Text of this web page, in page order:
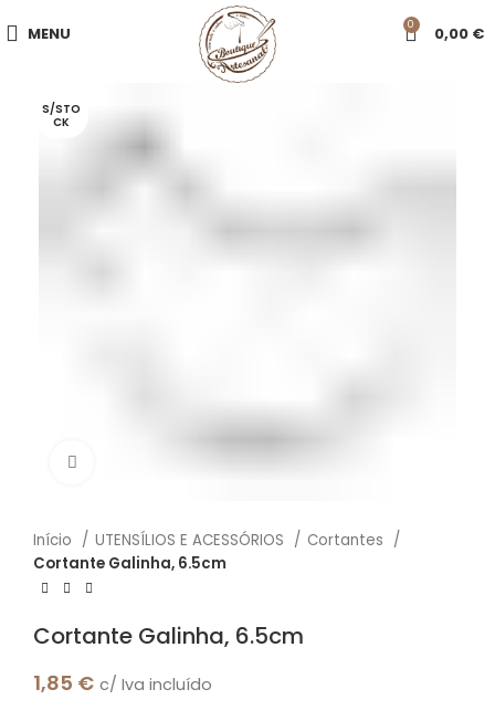
MENU 0 0,00 €
S/STO
CK
Início UTENSÍLIOS E ACESSÓRIOS
Cortantes
Cortante Galinha, 6.5cm
Cortante Galinha, 6.5cm
1,85 € c/ Iva incluído